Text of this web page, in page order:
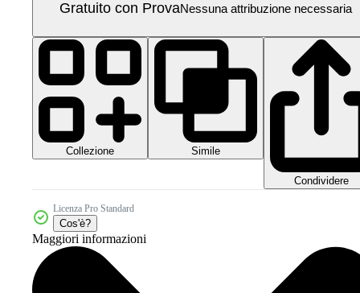
Gratuito con ProvaNessuna attribuzione necessaria
Collezione Simile
Condividere
Licenza Pro Standard
Cos'è?
Maggiori informazioni